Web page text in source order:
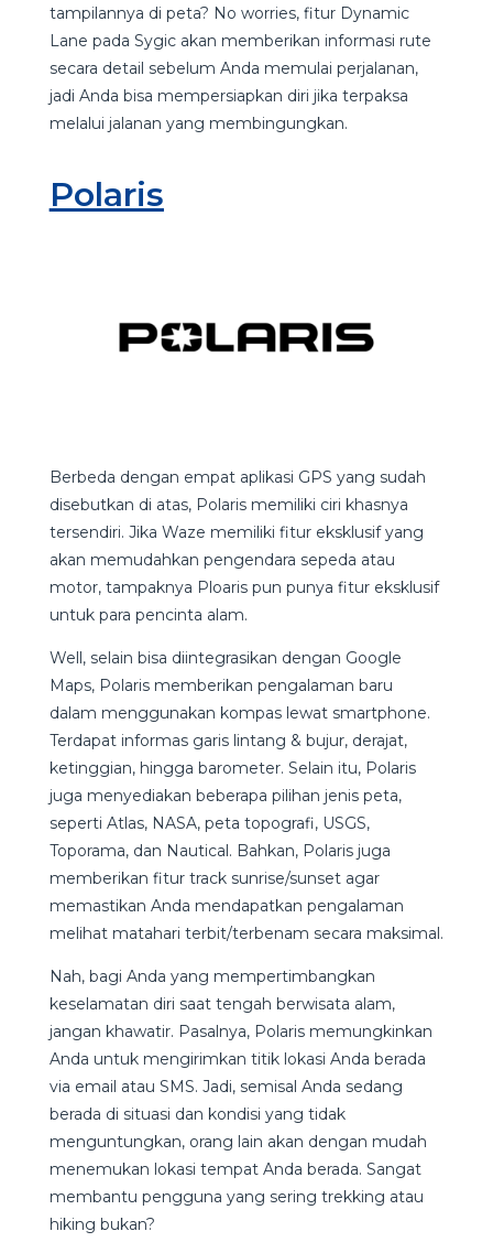
tampilannya di peta? No worries, fitur Dynamic
Lane pada Sygic akan memberikan informasi rute
secara detail sebelum Anda memulai perjalanan,
jadi Anda bisa mempersiapkan diri jika terpaksa
melalui jalanan yang membingungkan.
Polaris
Berbeda dengan empat aplikasi GPS yang sudah
disebutkan di atas, Polaris memiliki ciri khasnya
tersendiri. Jika Waze memiliki fitur eksklusif yang
akan memudahkan pengendara sepeda atau
motor, tampaknya Ploaris pun punya fitur eksklusif
untuk para pencinta alam.
Well, selain bisa diintegrasikan dengan Google
Maps, Polaris memberikan pengalaman baru
dalam menggunakan kompas lewat smartphone.
Terdapat informas garis lintang & bujur, derajat,
ketinggian, hingga barometer. Selain itu, Polaris
juga menyediakan beberapa pilihan jenis peta,
seperti Atlas, NASA, peta topografi, USGS,
Toporama, dan Nautical. Bahkan, Polaris juga
memberikan fitur track sunrise/sunset agar
memastikan Anda mendapatkan pengalaman
melihat matahari terbit/terbenam secara maksimal.
Nah, bagi Anda yang mempertimbangkan
keselamatan diri saat tengah berwisata alam,
jangan khawatir. Pasalnya, Polaris memungkinkan
Anda untuk mengirimkan titik lokasi Anda berada
via email atau SMS. Jadi, semisal Anda sedang
berada di situasi dan kondisi yang tidak
menguntungkan, orang lain akan dengan mudah
menemukan lokasi tempat Anda berada. Sangat
membantu pengguna yang sering trekking atau
hiking bukan?